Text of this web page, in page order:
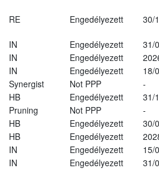
RE Engedélyezett 30/
IN Engedélyezett
31/
IN Engedélyezett
IN Engedélyezett
18/
Synergist Not PPP
-
HB Engedélyezett
31/
Pruning Not PPP
-
HB Engedélyezett
30/
HB Engedélyezett
IN Engedélyezett
15/
IN Engedélyezett
31/